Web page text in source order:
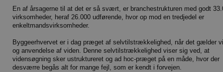
En af årsagerne til at det er så svært, er branchestrukturen med godt
virksomheder, heraf 26.000 udførende, hvor op mod en tredjedel er
enkeltmandsvirksomheder.
Byggeerhvervet er i dag præget af selvtilstrækkelighed, når det gælder
og anvendelse af viden. Denne selvtilstrækkelighed viser sig ved, at
vidensøgning sker ustruktureret og ad hoc-præget på en måde, hvor der
desværre begås alt for mange fejl, som er kendt i forvejen.